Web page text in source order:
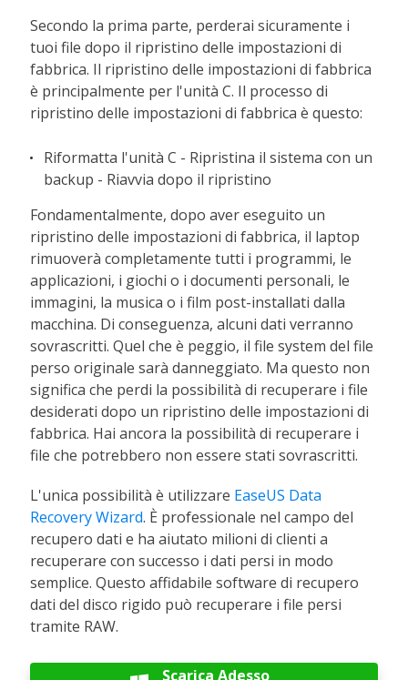
Secondo la prima parte, perderai sicuramente i
tuoi file dopo il ripristino delle impostazioni di
fabbrica. Il ripristino delle impostazioni di fabbrica
è principalmente per l'unità C. Il processo di
ripristino delle impostazioni di fabbrica è questo:
Riformatta l'unità C - Ripristina il sistema con un
backup - Riavvia dopo il ripristino
Fondamentalmente, dopo aver eseguito un
ripristino delle impostazioni di fabbrica, il laptop
rimuoverà completamente tutti i programmi, le
applicazioni, i giochi o i documenti personali, le
immagini, la musica o i film post-installati dalla
macchina. Di conseguenza, alcuni dati verranno
sovrascritti. Quel che è peggio, il file system del file
perso originale sarà danneggiato. Ma questo non
significa che perdi la possibilità di recuperare i file
desiderati dopo un ripristino delle impostazioni di
fabbrica. Hai ancora la possibilità di recuperare i
file che potrebbero non essere stati sovrascritti.
L'unica possibilità è utilizzare EaseUS Data
Recovery Wizard. È professionale nel campo del
recupero dati e ha aiutato milioni di clienti a
recuperare con successo i dati persi in modo
semplice. Questo affidabile software di recupero
dati del disco rigido può recuperare i file persi
tramite RAW.
Scarica Adesso